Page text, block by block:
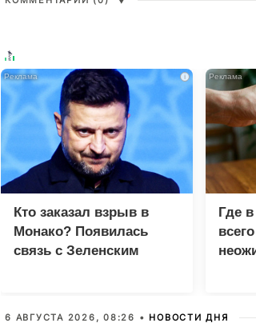
i
Кто заказал взрыв в
Монако? Появилась
связь с Зеленским
Где
6 АВГУСТА 2026, 08:26 • НОВОСТИ ДНЯ